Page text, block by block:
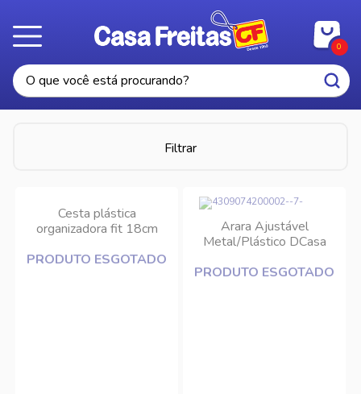
0
Filtrar
Cesta plástica
organizadora fit 18cm
PRODUTO ESGOTADO
Arara Ajustável
Metal/Plástico DCasa
PRODUTO ESGOTADO